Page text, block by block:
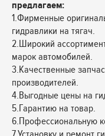
предлагаем:
1.Фирменные
гидравлики на тягач.
2.Широкий
марок автомобилей.
3.Качественные
производителей.
4.Выгодные цены на
5.Гарантию на товар.
6.Профессиональную